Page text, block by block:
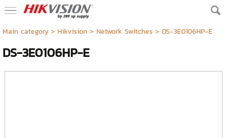
Main category> Hikvision> Network Switches > DS-3E0106HP-E
DS-3E0106HP-E